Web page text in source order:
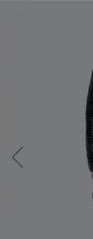
ア
ス
ベ
サ
サ
日
ス
メ
ア
ベ
サ
サ
日
ス
メ
ア
ベ
キ
ユ
コ
ウ
品
ア